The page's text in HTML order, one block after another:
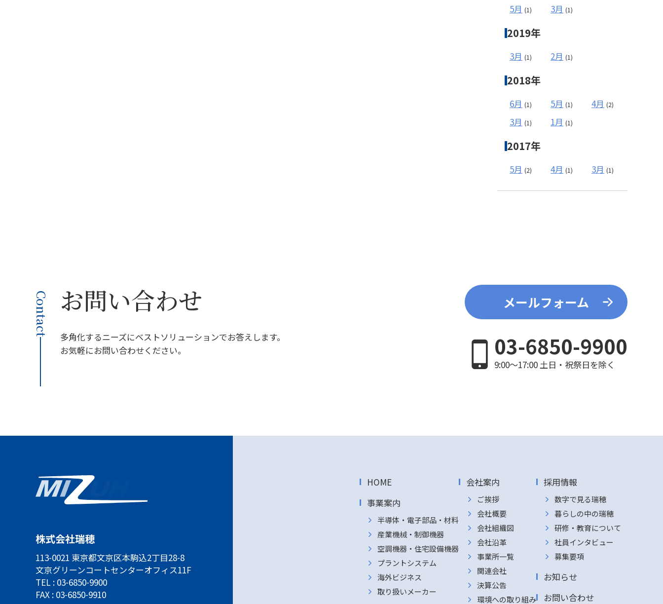
5月 (1) 3月 (1)
2019年
3月 (1) 2月 (1)
2018年
6月 (1) 5月 (1) 4月 (2)
3月 (1) 1月 (1)
2017年
5月 (2) 4月 (1) 3月 (1)
お問い合わせ
Contact
多角化するニーズにベストソリューションでお答えします。
お気軽にお問い合わせください。
メールフォーム
03-6850-9900
9:00～17:00 土日・祝祭日を除く
株式会社瑞穂
113-0021 東京都文京区本駒込2丁目28-8
文京グリーンコートセンターオフィス11F
TEL : 03-6850-9900
FAX : 03-6850-9910
HOME
事業案内
半導体・電子部品・材料
産業機械・制御機器
空調機器・住宅設備機器
プラントシステム
海外ビジネス
取り扱いメーカー
会社案内
ご挨拶
会社概要
会社組織図
会社沿革
事業所一覧
関連会社
決算公告
環境への取り組み
採用情報
数字で見る瑞穂
暮らしの中の瑞穂
研修・教育について
社員インタビュー
募集要項
お知らせ
お問い合わせ